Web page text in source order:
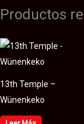
Productos
13th Temple –
Wünenkeko